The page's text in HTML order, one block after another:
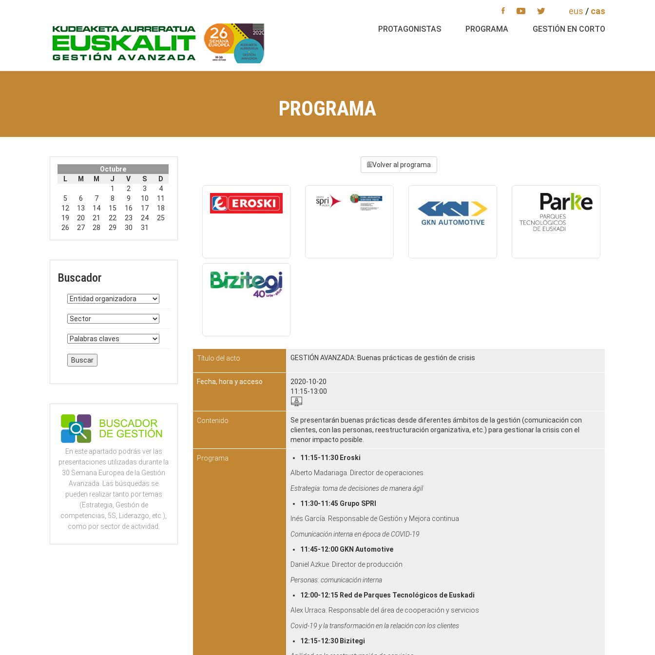
eus / cas
PROTAGONISTAS PROGRAMA GESTIÓN EN CORTO
PROGRAMA
Octubre
L
M M J V S
D
1
2 3
4
5
6 7 8 9 10
11
12
13 14 15 16 17
18
19
20 21 22 23 24
25
26
27 28 29 30 31
Buscador
En este apartado podrás ver las
presentaciones utilizadas durante la
30 Semana Europea de la Gestión
Avanzada. Las búsquedas se
pueden realizar tanto por temas
(Estrategia, Gestión de
competencias, 5S, Liderazgo, etc.),
como por sector de actividad.
Volver al programa
Título del acto GESTIÓN AVANZADA: Buenas prácticas de gestión de crisis
Fecha, hora y acceso
2020-10-20
11:15-13:00
Contenido
Se presentarán buenas prácticas desde diferentes ámbitos de la gestión (comunicación con
clientes, con las personas, reestructuración organizativa, etc.) para gestionar la crisis con el
menor impacto posible.
Programa 11:15-11:30 Eroski
Alberto Madariaga. Director de operaciones
Estrategia: toma de decisiones de manera ágil
11:30-11:45 Grupo SPRI
Inés García. Responsable de Gestión y Mejora continua
Comunicación interna en época de COVID-19
11:45-12:00 GKN Automotive
Daniel Azkue. Director de producción
Personas: comunicación interna
12:00-12:15 Red de Parques Tecnológicos de Euskadi
Alex Urraca. Responsable del área de cooperación y servicios
​Covid-19 y la transformación en la relación con los clientes
12:15-12:30 Bizitegi